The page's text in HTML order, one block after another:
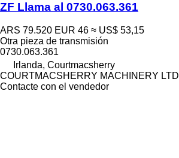
ZF Llama al 0730.063.361
ARS 79.520 EUR 46 ≈ US$ 53,15
Otra pieza de transmisión
0730.063.361
Irlanda, Courtmacsherry
COURTMACSHERRY MACHINERY LTD
Contacte con el vendedor